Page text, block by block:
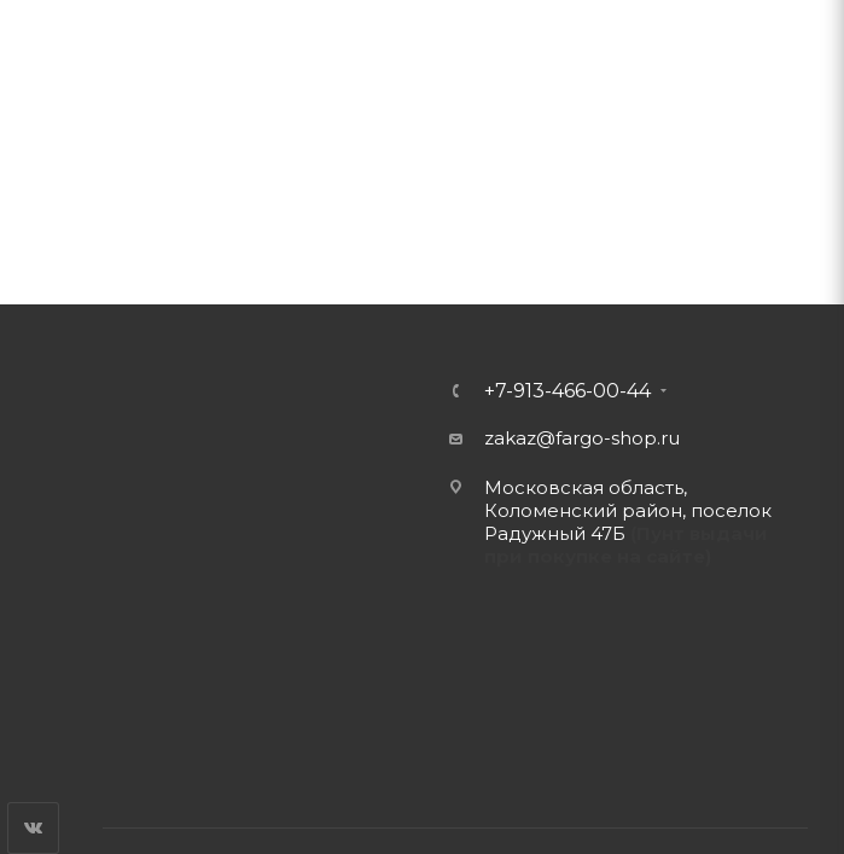
+7-913-466-00-44
zakaz@fargo-shop.ru
Московская область,
Коломенский район, поселок
Радужный 47Б